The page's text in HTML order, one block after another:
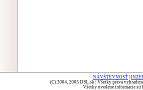
NÁVŠTEVNOSŤ
(C) 2004, 2005 DSL.sk | Všetky práva
Všetky uvedené informácie sú